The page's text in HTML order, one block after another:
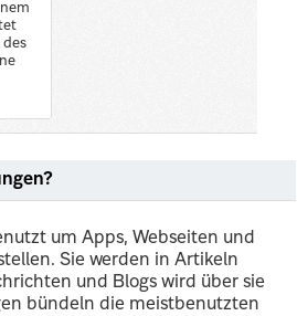
um Apps, Webseiten und
Sie werden in Artikeln
und Blogs wird über sie
bündeln die meistbenutzten
des